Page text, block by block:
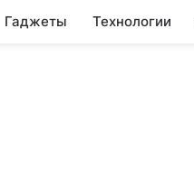
Гаджеты Технологии